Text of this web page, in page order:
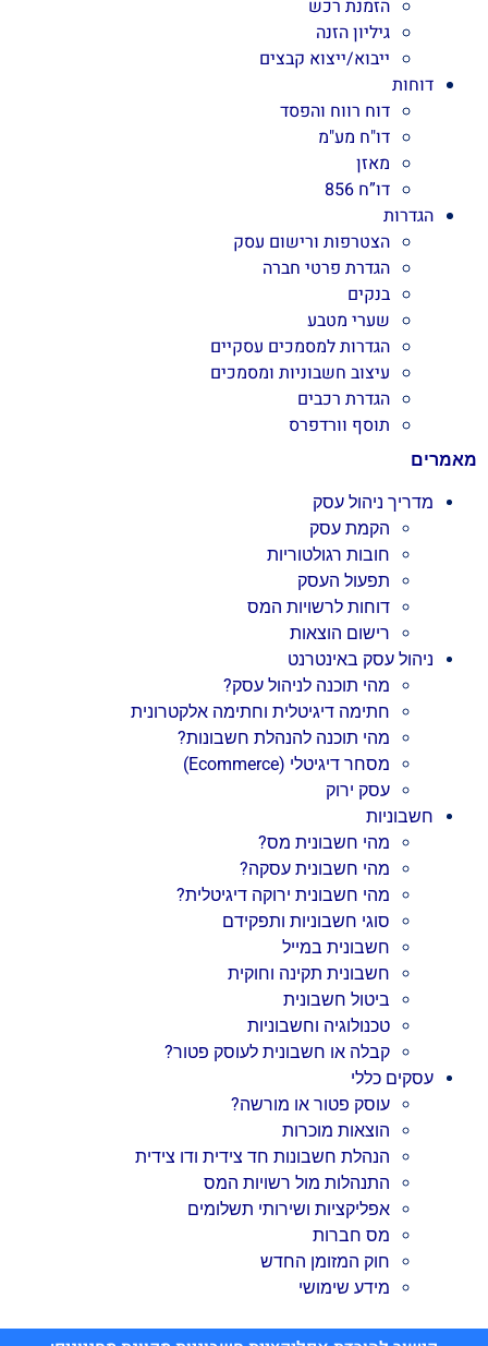
הזמנת רכש
גיליון הזנה
ייבוא/ייצוא קבצים
דוחות
דוח רווח והפסד
דו"ח מע"מ
מאזן
דו”ח 856
הגדרות
הצטרפות ורישום עסק
הגדרת פרטי חברה
בנקים
שערי מטבע
הגדרות למסמכים עסקיים
עיצוב חשבוניות ומסמכים
הגדרת רכבים
תוסף וורדפרס
מאמרים
מדריך ניהול עסק
הקמת עסק
חובות רגולטוריות
תפעול העסק
דוחות לרשויות המס
רישום הוצאות
ניהול עסק באינטרנט
מהי תוכנה לניהול עסק?
חתימה דיגיטלית וחתימה אלקטרונית
מהי תוכנה להנהלת חשבונות?
מסחר דיגיטלי (Ecommerce)
עסק ירוק
חשבוניות
מהי חשבונית מס?
מהי חשבונית עסקה?
מהי חשבונית ירוקה דיגיטלית?
סוגי חשבוניות ותפקידם
חשבונית במייל
חשבונית תקינה וחוקית
ביטול חשבונית
טכנולוגיה וחשבוניות
קבלה או חשבונית לעוסק פטור?
עסקים כללי
עוסק פטור או מורשה?
הוצאות מוכרות
הנהלת חשבונות חד צידית ודו צידית
התנהלות מול רשויות המס
אפליקציות ושירותי תשלומים
מס חברות
חוק המזומן החדש
מידע שימושי